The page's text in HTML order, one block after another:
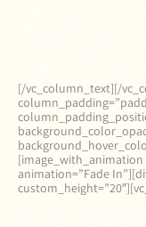
[/vc_column_text][/
[image_with_animation
animation=”Fade